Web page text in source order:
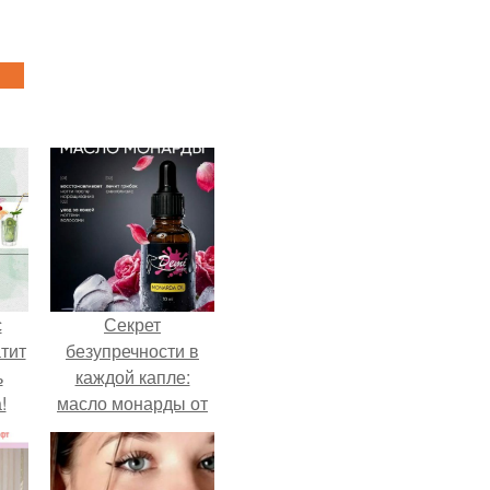
Секрет
безупречности в
каждой капле:
масло монарды от
Demi Sweet.